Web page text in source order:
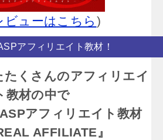
ビューはこちら )
アフィリエイト教材！
たくさんのアフィリエイ
教材の中で
アフィリエイト教材
AFFILIATE』